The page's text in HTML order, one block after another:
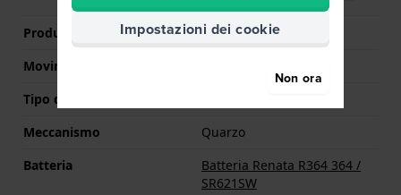
Produttore Movimento
Miyota
Movimento svizzero
Tipo di display
Meccanismo
Quarzo
Batteria
Batteria Renata R364 364 /
SR621SW
Impostazioni dei cookie
Non ora